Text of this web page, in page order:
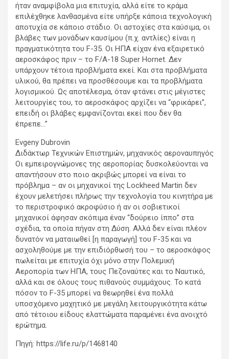
ήταν αναμφίβολα μια επιτυχία, αλλά είτε το κράμα
επιλέχθηκε λανθασμένα είτε υπήρξε κάποια τεχνολογική
αποτυχία σε κάποιο στάδιο. Οι αστοχίες στα καύσιμα, οι
βλάβες των μονάδων καυσίμου (π.χ. αντλίες) είναι η
πραγματικότητα του F-35. Οι ΗΠΑ είχαν ένα εξαιρετικό
αεροσκάφος πριν – το F/A-18 Super Hornet. Δεν
υπάρχουν τέτοια προβλήματα εκεί. Και στα προβλήματα
υλικού, θα πρέπει να προσθέσουμε και τα προβλήματα
λογισμικού. Ως αποτέλεσμα, όταν φτάνει στις μέγιστες
λειτουργίες του, το αεροσκάφος αρχίζει να “φρικάρει”,
επειδή οι βλάβες εμφανίζονται εκεί που δεν θα
έπρεπε…”
Evgeny Dubrovin
Διδάκτωρ Τεχνικών Επιστημών, μηχανικός αεροναυπηγός
Οι εμπειρογνώμονες της αεροπορίας δυσκολεύονται να
απαντήσουν στο ποιο ακριβώς μπορεί να είναι το
πρόβλημα – αν οι μηχανικοί της Lockheed Martin δεν
έχουν μελετήσει πλήρως την τεχνολογία του κινητήρα με
το περιστροφικό ακροφύσιο ή αν οι σοβιετικοί
μηχανικοί άφησαν σκόπιμα έναν “δούρειο ίππο” στα
σχέδια, τα οποία πήγαν στη Δύση. Αλλά δεν είναι πλέον
δυνατόν να ματαιωθεί [η παραγωγή] του F-35 και να
ασχοληθούμε με την επιδιόρθωσή του – το αεροσκάφος
πωλείται με επιτυχία όχι μόνο στην Πολεμική
Αεροπορία των ΗΠΑ, τους Πεζοναύτες και το Ναυτικό,
αλλά και σε όλους τους πιθανούς συμμάχους. Το κατά
πόσον το F-35 μπορεί να θεωρηθεί ένα πολλά
υποσχόμενο μαχητικό με μεγάλη λειτουργικότητα κάτω
από τέτοιου είδους ελαττώματα παραμένει ένα ανοιχτό
ερώτημα.
Πηγή: https://life.ru/p/1468140